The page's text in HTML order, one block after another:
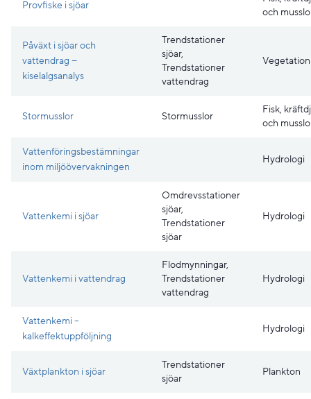
Provfiske i sjöar
och
Påväxt i sjöar och
vattendrag −
kiselalgsanalys
Trendstationer
sjöar,
Trendstationer
vattendrag
Vegetation
Stormusslor Stormusslor
Fisk,
och
Vattenföringsbestämningar
inom miljöövervakningen
Hydrologi
Vattenkemi i sjöar
Omdrevsstationer
sjöar,
Trendstationer
sjöar
Hydrologi
Vattenkemi i vattendrag
Flodmynningar,
Trendstationer
vattendrag
Hydrologi
Vattenkemi –
kalkeffektuppföljning
Hydrologi
Växtplankton i sjöar
Trendstationer
sjöar
Plankton